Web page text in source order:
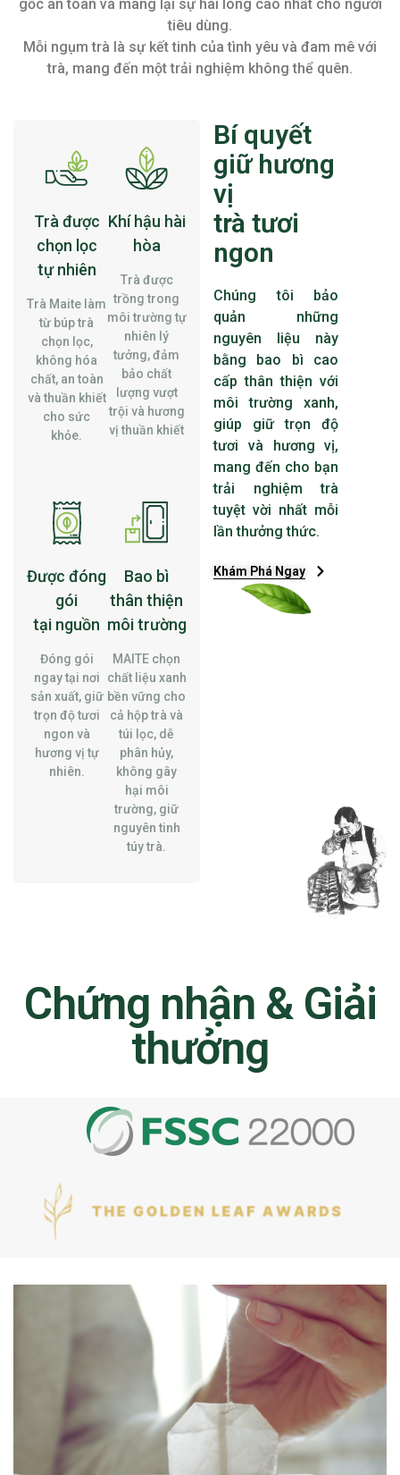
gốc an toàn và mang lại sự hài lòng cao nhất cho người
tiêu dùng.
Mỗi ngụm trà là sự kết tinh của tình yêu và đam mê với
trà, mang đến một trải nghiệm không thể quên.
Trà được
chọn lọc
tự nhiên
Trà Maite làm
từ búp trà
chọn lọc,
không hóa
chất, an toàn
và thuần khiết
cho sức
khỏe.
Khí hậu hài
hòa
Trà được
trồng trong
môi trường tự
nhiên lý
tưởng, đảm
bảo chất
lượng vượt
trội và hương
vị thuần khiết
Được đóng
gói
tại nguồn
Đóng gói
ngay tại nơi
sản xuất, giữ
trọn độ tươi
ngon và
hương vị tự
nhiên.
Bao bì
thân thiện
môi trường
MAITE chọn
chất liệu xanh
bền vững cho
cả hộp trà và
túi lọc, dễ
phân hủy,
không gây
hại môi
trường, giữ
nguyên tinh
túy trà.
Bí quyết
giữ hương
vị
trà tươi
ngon
Chúng tôi bảo
quản những
nguyên liệu này
bằng bao bì cao
cấp thân thiện với
môi trường xanh,
giúp giữ trọn độ
tươi và hương vị,
mang đến cho bạn
trải nghiệm trà
tuyệt vời nhất mỗi
lần thưởng thức.
Khám Phá Ngay
Chứng nhận & Giải
thưởng